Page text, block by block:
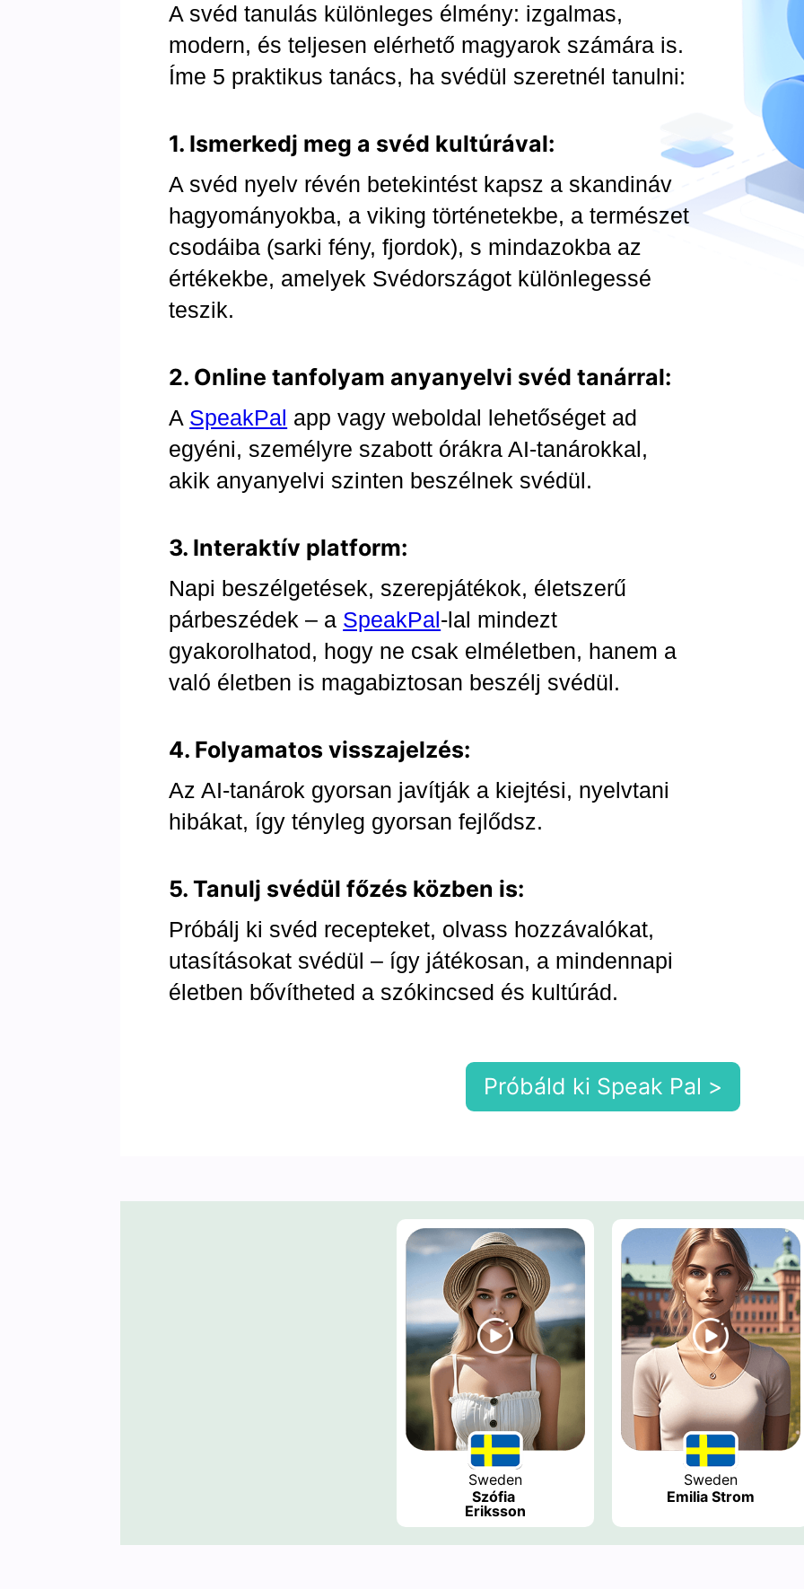
A svéd tanulás különleges élmény: izgalmas,
modern, és teljesen elérhető magyarok számára is.
Íme 5 praktikus tanács, ha svédül szeretnél tanulni:
1. Ismerkedj meg a svéd kultúrával:
A svéd nyelv révén betekintést kapsz a skandináv
hagyományokba, a viking történetekbe, a természet
csodáiba (sarki fény, fjordok), s mindazokba az
értékekbe, amelyek Svédországot különlegessé
teszik.
2. Online tanfolyam anyanyelvi svéd tanárral:
A SpeakPal app vagy weboldal lehetőséget ad
egyéni, személyre szabott órákra AI-tanárokkal,
akik anyanyelvi szinten beszélnek svédül.
3. Interaktív platform:
Napi beszélgetések, szerepjátékok, életszerű
párbeszédek – a SpeakPal-lal mindezt
gyakorolhatod, hogy ne csak elméletben, hanem a
való életben is magabiztosan beszélj svédül.
4. Folyamatos visszajelzés:
Az AI-tanárok gyorsan javítják a kiejtési, nyelvtani
hibákat, így tényleg gyorsan fejlődsz.
5. Tanulj svédül főzés közben is:
Próbálj ki svéd recepteket, olvass hozzávalókat,
utasításokat svédül – így játékosan, a mindennapi
életben bővítheted a szókincsed és kultúrád.
Próbáld ki Speak Pal >
Sweden
Szófia
Eriksson
Sweden
Emilia Strom